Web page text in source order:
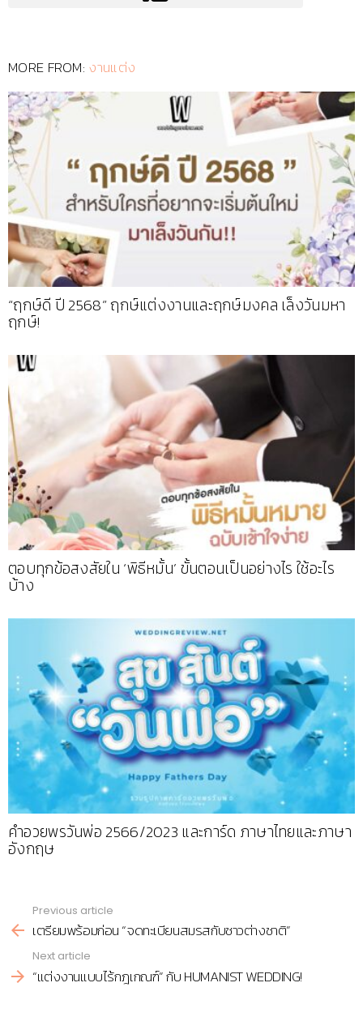
MORE FROM: งานแต่ง
“ฤกษ์ดี ปี 2568” ฤกษ์แต่งงานและฤกษ์มงคล เล็งวันมหา
ฤกษ์!
ตอบทุกข้อสงสัยใน ‘พิธีหมั้น’ ขั้นตอนเป็นอย่างไร ใช้อะไร
บ้าง
คำอวยพรวันพ่อ 2566/2023 และการ์ด ภาษาไทยและภาษา
อังกฤษ
more
Previous article
เตรียมพร้อมก่อน “จดทะเบียนสมรสกับชาวต่างชาติ”
Next article
“แต่งงานแบบไร้กฎเกณฑ์” กับ HUMANIST WEDDING!